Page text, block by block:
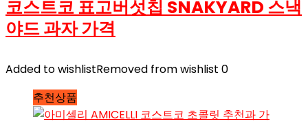
코스트코 표고버섯칩 SNAKYARD 스낵
야드 과자 가격
Added to wishlistRemoved from wishlist 0
추천상품